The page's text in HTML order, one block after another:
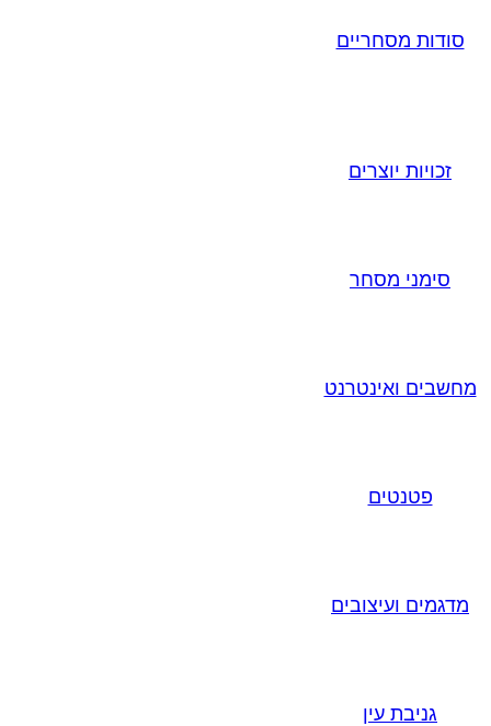
סודות מסחריים
זכויות יוצרים
סימני מסחר
מחשבים ואינטרנט
פטנטים
מדגמים ועיצובים
גניבת עין